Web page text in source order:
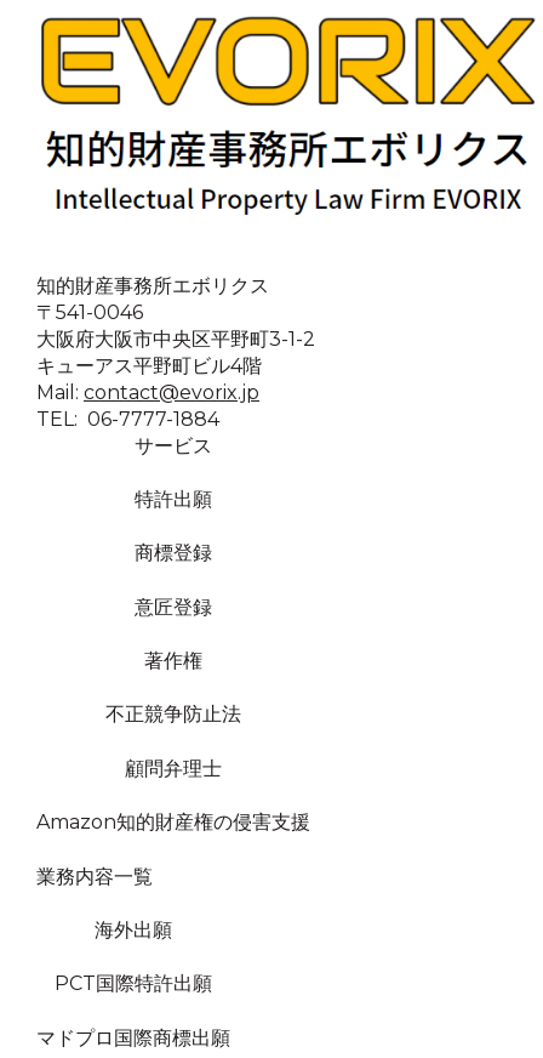
知的財産事務所エボリクス
〒541-0046
大阪府大阪市中央区平野町3-1-2
キューアス平野町ビル4階
Mail: contact@evorix.jp
TEL: 06-7777-1884
サービス
特許出願
商標登録
意匠登録
著作権
不正競争防止法
顧問弁理士
Amazon知的財産権の侵害支援
業務内容一覧
海外出願
PCT国際特許出願
マドプロ国際商標出願